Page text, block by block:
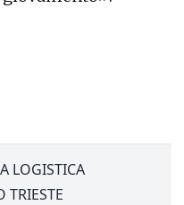
LOGISTICA
TRIESTE